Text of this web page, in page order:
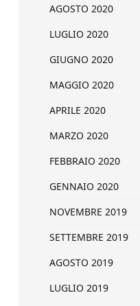
AGOSTO 2020
LUGLIO 2020
GIUGNO 2020
MAGGIO 2020
APRILE 2020
MARZO 2020
FEBBRAIO 2020
GENNAIO 2020
NOVEMBRE 2019
SETTEMBRE 2019
AGOSTO 2019
LUGLIO 2019